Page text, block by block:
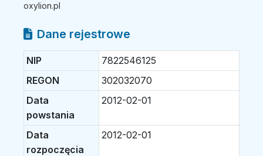
oxylion.pl
Dane rejestrowe
NIP
7822546125
REGON
302032070
Data
powstania
2012-02-01
Data
rozpoczęcia
2012-02-01